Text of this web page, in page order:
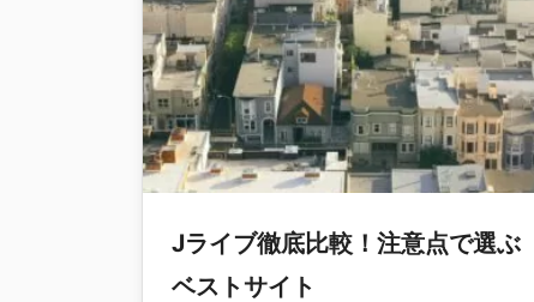
Jライブ徹底比較！注意点で選ぶ
ベストサイト